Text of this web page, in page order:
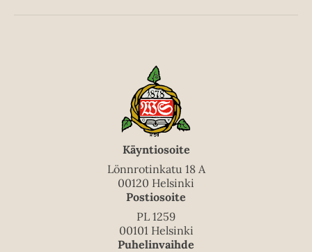
Käyntiosoite
Lönnrotinkatu 18 A
00120 Helsinki
Postiosoite
PL 1259
00101 Helsinki
Puhelinvaihde